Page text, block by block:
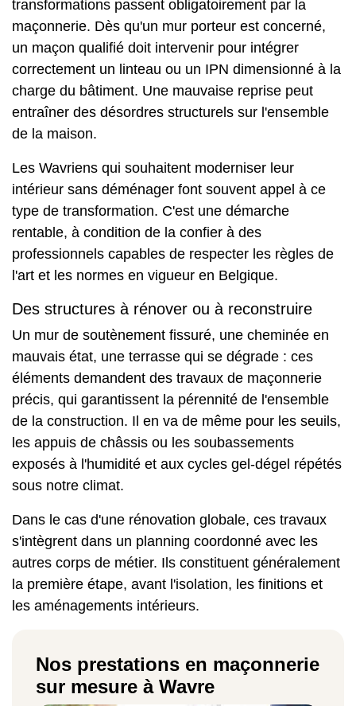
transformations passent obligatoirement par la
maçonnerie. Dès qu'un mur porteur est concerné,
un maçon qualifié doit intervenir pour intégrer
correctement un linteau ou un IPN dimensionné à la
charge du bâtiment. Une mauvaise reprise peut
entraîner des désordres structurels sur l'ensemble
de la maison.
Les Wavriens qui souhaitent moderniser leur
intérieur sans déménager font souvent appel à ce
type de transformation. C'est une démarche
rentable, à condition de la confier à des
professionnels capables de respecter les règles de
l'art et les normes en vigueur en Belgique.
Des structures à rénover ou à reconstruire
Un mur de soutènement fissuré, une cheminée en
mauvais état, une terrasse qui se dégrade : ces
éléments demandent des travaux de maçonnerie
précis, qui garantissent la pérennité de l'ensemble
de la construction. Il en va de même pour les seuils,
les appuis de châssis ou les soubassements
exposés à l'humidité et aux cycles gel-dégel répétés
sous notre climat.
Dans le cas d'une rénovation globale, ces travaux
s'intègrent dans un planning coordonné avec les
autres corps de métier. Ils constituent généralement
la première étape, avant l'isolation, les finitions et
les aménagements intérieurs.
Nos prestations en maçonnerie
sur mesure à Wavre